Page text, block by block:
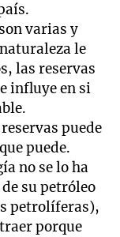
varias y
le
las reservas
influye en si
puede
puede.
no se lo ha
su petróleo
petrolíferas),
porque